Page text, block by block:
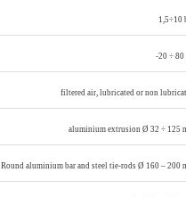
1,5÷10
-20 ÷ 80
filtered air, lubricated or non
aluminium extrusion Ø 32 ÷ 125
Round aluminium bar and steel tie-rods Ø 160 – 200